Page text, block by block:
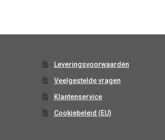
Leveringsvoorwaarden
Veelgestelde vragen
Klantenservice
Cookiebeleid (EU)